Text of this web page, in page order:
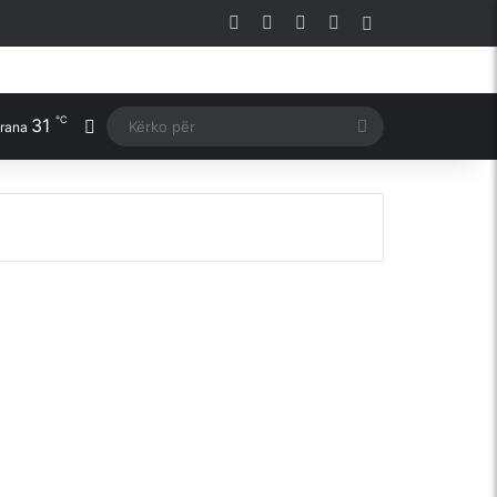
Facebook YouTubeInstagram
31 ℃ Switch skin
për